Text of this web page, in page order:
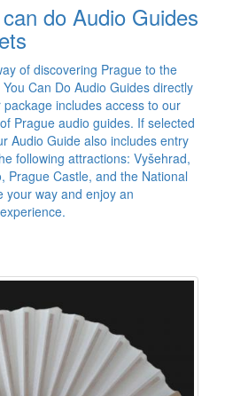
do Audio Guides
of discovering Prague to the
Can Do Audio Guides directly
includes access to our
Prague audio guides. If selected
Audio Guide also includes entry
following attractions: Vyšehrad,
Prague Castle, and the National
your way and enjoy an